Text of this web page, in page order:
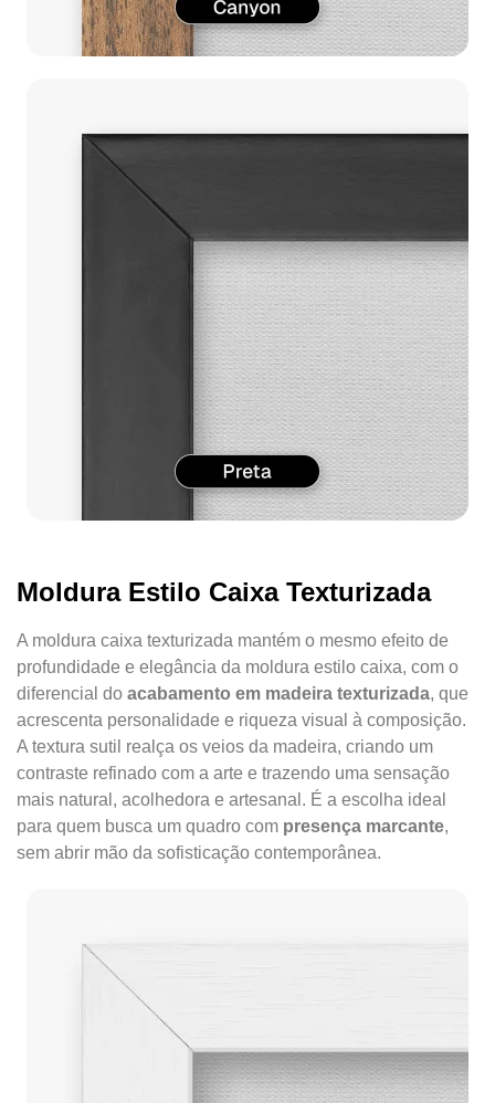
Moldura Estilo Caixa Texturizada
A moldura caixa texturizada mantém o mesmo efeito de
profundidade e elegância da moldura estilo caixa, com o
diferencial do acabamento em madeira texturizada, que
acrescenta personalidade e riqueza visual à composição.
A textura sutil realça os veios da madeira, criando um
contraste refinado com a arte e trazendo uma sensação
mais natural, acolhedora e artesanal. É a escolha ideal
para quem busca um quadro com presença marcante,
sem abrir mão da sofisticação contemporânea.